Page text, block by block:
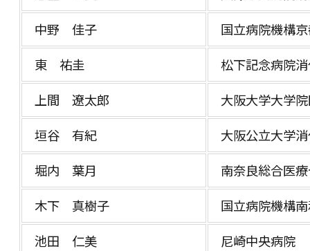
中野 佳子
国立病院機構
東 祐圭
松下記念病院
上間 遼太郎
大阪大学大学
垣谷 有紀
大阪公立大学
堀内 葉月
南奈良総合医
木下 真樹子
国立病院機構
池田 仁美
尼崎中央病院